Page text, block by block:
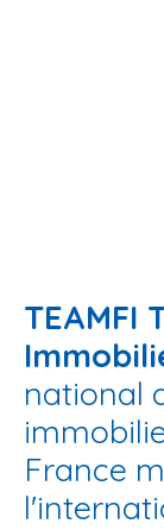
TEAMFI
national
France